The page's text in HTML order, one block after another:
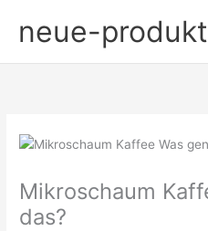
Inhaltneue-
Mikroschaum
das?